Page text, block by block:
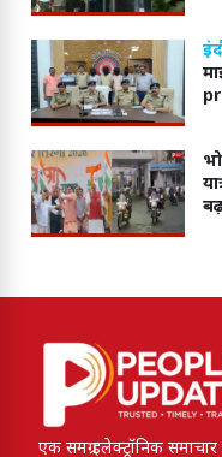
एक समग्र इलेक्ट्रॉनिक